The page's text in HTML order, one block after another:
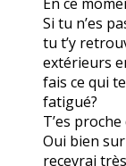
Si tu n’es
tu t’y
extérieurs
fais ce qui
fatigué?
T’es
Oui bien
recevrai